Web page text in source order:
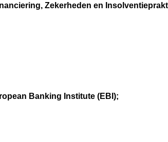
Zekerheden en
Banking Institute (EBI);